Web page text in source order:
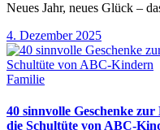
Neues Jahr, neues Glück –
4. Dezember 2025
Familie
40 sinnvolle Geschenke
die Schultüte von ABC-